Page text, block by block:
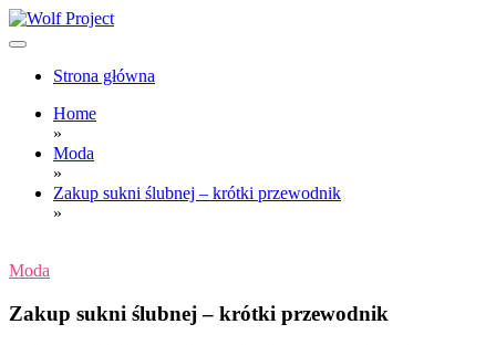
Skip
to
Wolf Project
Strona główna
Home
»
Moda
»
Zakup sukni ślubnej – krótki przewodnik
»
Moda
Zakup sukni ślubnej – krótki przewodnik